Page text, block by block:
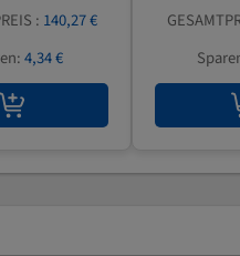
: 140,27 €
4,34 €